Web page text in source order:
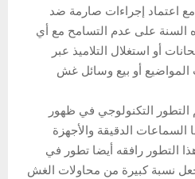
اعتماد إجراءات صارمة ضد
السنة على عدم التسامح مع أي
أو استغلال التلاميذ عبر
المواضيع أو بيع وسائل غش
التكنولوجي في ظهور
الدقيقة والأجهزة
التطور رافقه أيضا تطور في
جعل نسبة كبيرة من محاولات الغش